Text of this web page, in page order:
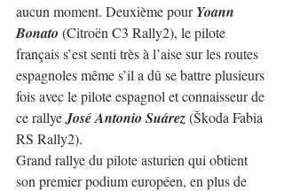
aucun moment. Deuxième pour Yoann
Bonato (Citroën C3 Rally2), le pilote
français s’est senti très à l’aise sur les routes
espagnoles même s’il a dû se battre plusieurs
fois avec le pilote espagnol et connaisseur de
ce rallye José Antonio Suárez (Škoda Fabia
RS Rally2).
Grand rallye du pilote asturien qui obtient
son premier podium européen, en plus de